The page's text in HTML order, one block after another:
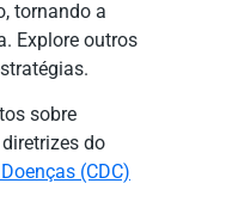
tornando a
Explore outros
sobre
do
(CDC)